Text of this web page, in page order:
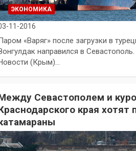
ЭКОНОМИКА
11-2016
«Варяг» после загрузки в
направился в
(Крым)…
Севастополем и
края хотят